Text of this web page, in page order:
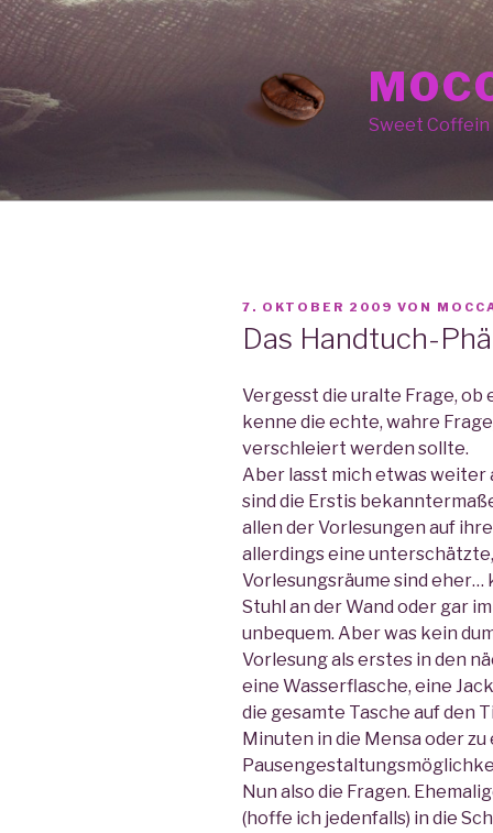
Zum
Inhalt
springen
Sweet Coffein
VERÖFFENTLICHT
AM
7. OKTOBER 2009 VON
Das Handtuch-
Vergesst die uralte Frage, ob
kenne die echte, wahre
verschleiert werden sollte.
Aber lasst mich etwas weiter
sind die Erstis
allen der Vorlesungen auf
allerdings eine
Vorlesungsräume sind eher…
Stuhl an der Wand oder gar
unbequem. Aber was kein
Vorlesung als erstes in den
eine Wasserflasche, eine
die gesamte Tasche auf den
Minuten in die Mensa oder
Nun also die Fragen.
(hoffe ich jedenfalls) in die